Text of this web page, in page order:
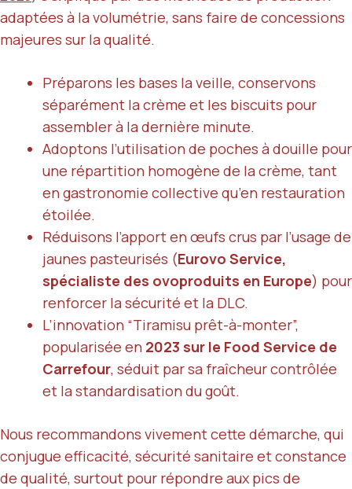
adaptées à la volumétrie, sans faire de concessions
majeures sur la qualité.
Préparons les bases la veille, conservons
séparément la crème et les biscuits pour
assembler à la dernière minute.
Adoptons l’utilisation de poches à douille pour
une répartition homogène de la crème, tant
en gastronomie collective qu’en restauration
étoilée.
Réduisons l’apport en œufs crus par l’usage de
jaunes pasteurisés (Eurovo Service,
spécialiste des ovoproduits en Europe) pour
renforcer la sécurité et la DLC.
L’innovation “Tiramisu prêt-à-monter”,
popularisée en 2023 sur le Food Service de
Carrefour, séduit par sa fraîcheur contrôlée
et la standardisation du goût.
Nous recommandons vivement cette démarche, qui
conjugue efficacité, sécurité sanitaire et constance
de qualité, surtout pour répondre aux pics de